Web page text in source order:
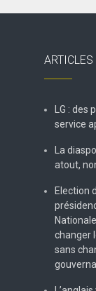
ARTICLES
LG :
service
La
atout,
Election
changer
sans